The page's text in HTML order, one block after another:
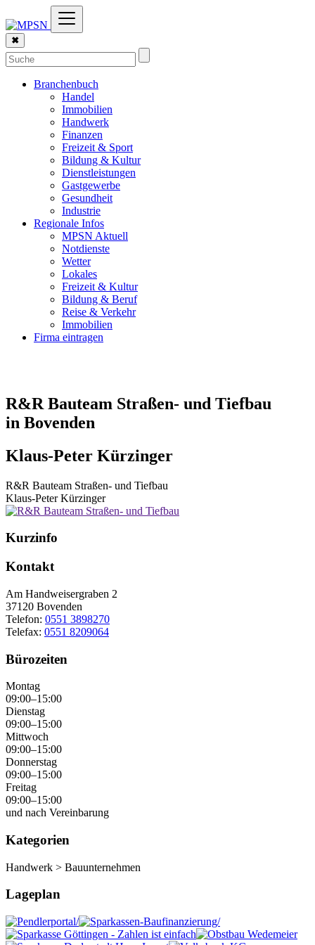
✖
Branchenbuch
Handel
Immobilien
Handwerk
Finanzen
Freizeit & Sport
Bildung & Kultur
Dienstleistungen
Gastgewerbe
Gesundheit
Industrie
Regionale Infos
MPSN Aktuell
Notdienste
Wetter
Lokales
Freizeit & Kultur
Bildung & Beruf
Reise & Verkehr
Immobilien
Firma eintragen
R&R Bauteam Straßen- und Tiefbau
in Bovenden
Klaus-Peter Kürzinger
R&R Bauteam Straßen- und Tiefbau
Klaus-Peter Kürzinger
Kurzinfo
Kontakt
Am Handweisergraben 2
37120 Bovenden
Telefon: 0551 3898270
Telefax: 0551 8209064
Bürozeiten
Montag
09:00–15:00
Dienstag
09:00–15:00
Mittwoch
09:00–15:00
Donnerstag
09:00–15:00
Freitag
09:00–15:00
und nach Vereinbarung
Kategorien
Handwerk > Bauunternehmen
Lageplan